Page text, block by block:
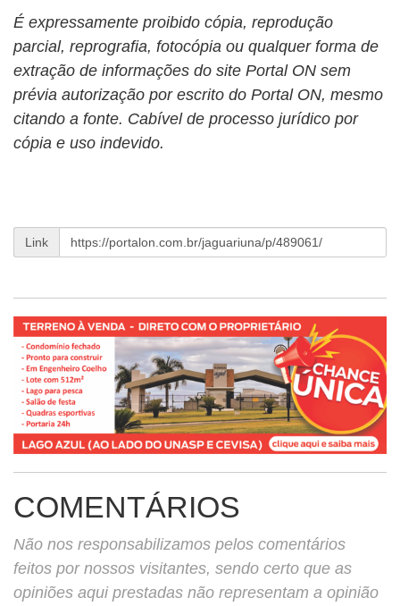
É expressamente proibido cópia, reprodução
parcial, reprografia, fotocópia ou qualquer forma de
extração de informações do site Portal ON sem
prévia autorização por escrito do Portal ON, mesmo
citando a fonte. Cabível de processo jurídico por
cópia e uso indevido.
Link
COMENTÁRIOS
Não nos responsabilizamos pelos comentários
feitos por nossos visitantes, sendo certo que as
opiniões aqui prestadas não representam a opinião